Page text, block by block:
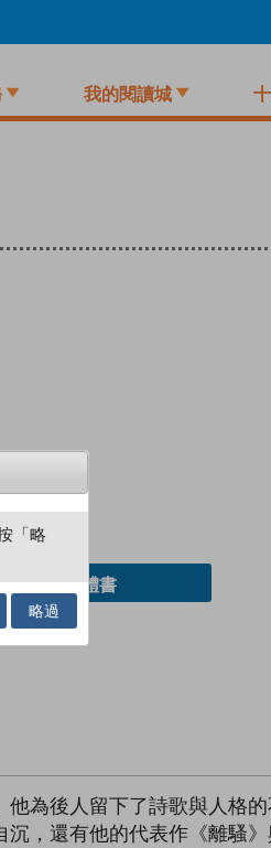
我的閱讀城
紀錄
借閱實體書
為後人留下了詩歌與人格的
，還有他的代表作《離騷
「略
略過